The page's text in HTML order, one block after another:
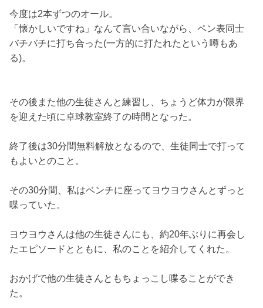
今度は2本ずつのオール。
「懐かしいですね」なんて言い合いながら、ペン表同士
バチバチに打ち合った(一方的に打たれたという噂もあ
る)。
その後また他の生徒さんと練習し、ちょうど体力が限界
を迎えた頃に卓球教室終了の時間となった。
終了後は30分間無料解放となるので、生徒同士で打って
もよいとのこと。
その30分間、私はベンチに座ってヨウヨウさんとずっと
喋っていた。
ヨウヨウさんは他の生徒さんにも、約20年ぶりに再会し
たエピソードとともに、私のことを紹介してくれた。
おかげで他の生徒さんともちょっこし喋ることができ
た。